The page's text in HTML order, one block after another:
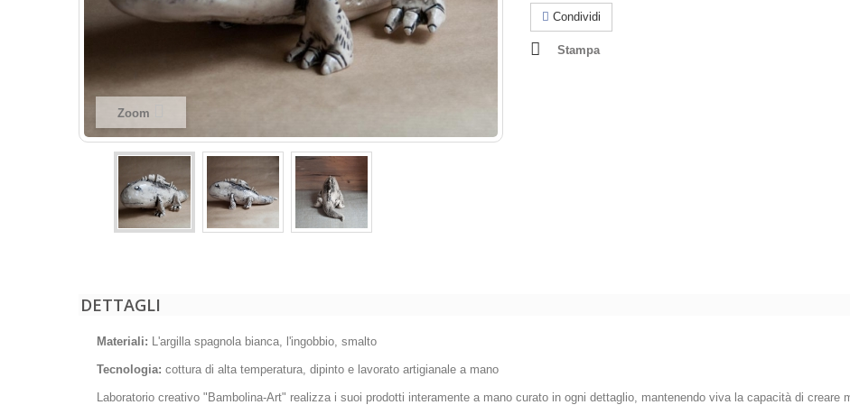
Zoom
Condividi
Stampa
DETTAGLI
Materiali: L'argilla spagnola bianca, l'ingobbio, smalto
Tecnologia: cottura di alta temperatura, dipinto e lavorato artigianale a mano
Laboratorio creativo "Bambolina-Art" realizza i suoi prodotti interamente a mano curato in ogni dettaglio, mantenendo viva la capacità di creare